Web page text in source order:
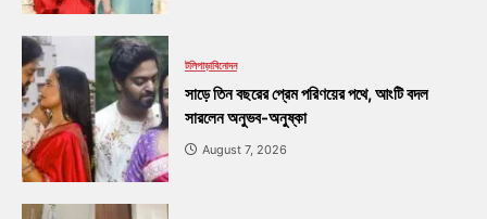
টলিপাড়াবিনোদন
সাড়ে তিন বছরের প্রেম পরিণয়ের পথে, আংটি বদল
সারলেন অনুভব-অনুষ্কা
August 7, 2026